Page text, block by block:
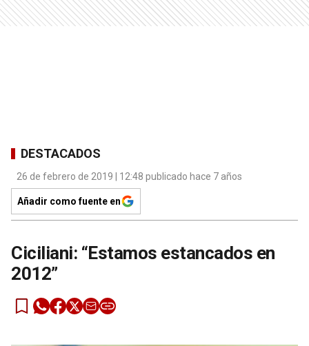
DESTACADOS
26 de febrero de 2019 | 12:48 publicado hace 7 años
Añadir como fuente en
Ciciliani: “Estamos estancados en
2012”